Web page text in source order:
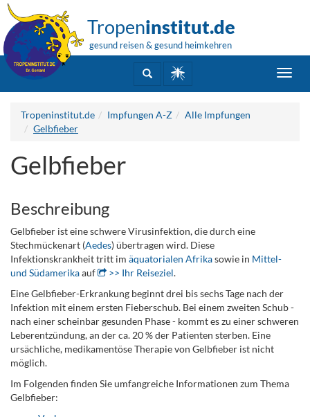
Tropeninstitut.de
gesund reisen & gesund heimkehren
Tropeninstitut.de Impfungen A-Z
Alle Impfungen
Gelbfieber
Gelbfieber
Beschreibung
Gelbfieber ist eine schwere Virusinfektion, die durch eine
Stechmückenart (Aedes) übertragen wird. Diese
Infektionskrankheit tritt im äquatorialen Afrikasowie in Mittel-
und Südamerikaauf >> Ihr Reiseziel.
Eine Gelbfieber-Erkrankung beginnt drei bis sechs Tage nach der
Infektion mit einem ersten Fieberschub. Bei einem zweiten Schub -
nach einer scheinbar gesunden Phase - kommt es zu einer schweren
Leberentzündung, an der ca. 20 % der Patienten sterben. Eine
ursächliche, medikamentöse Therapie von Gelbfieber ist nicht
möglich.
Im Folgenden finden Sie umfangreiche Informationen zum Thema
Gelbfieber: